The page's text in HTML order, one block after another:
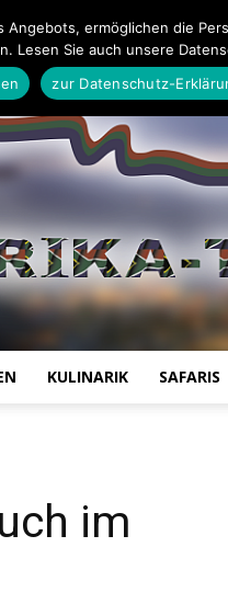
KULINARIK SAFARIS
im
ermöglichen die
Lesen Sie auch unsere
zur Datenschutz-